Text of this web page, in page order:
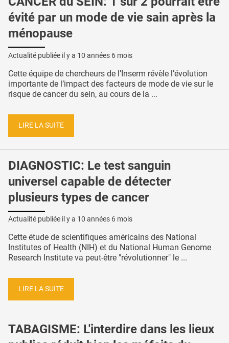
évité par un mode de vie sain après la
ménopause
Actualité publiée il y a 10 années 6 mois
Cette équipe de chercheurs de l’Inserm révèle l’évolution
importante de l’impact des facteurs de mode de vie sur le
risque de cancer du sein, au cours de la ...
LIRE LA SUITE
DIAGNOSTIC: Le test sanguin
universel capable de détecter
plusieurs types de cancer
Actualité publiée il y a 10 années 6 mois
Cette étude de scientifiques américains des National
Institutes of Health (NIH) et du National Human Genome
Research Institute va peut-être "révolutionner" le ...
LIRE LA SUITE
TABAGISME: L'interdire dans les lieux